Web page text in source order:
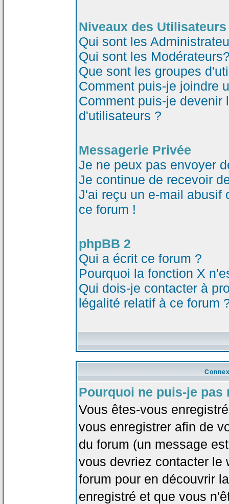
Niveaux des
Qui sont les
Qui sont les
Que sont les groupes
Comment puis-je joindre
Comment puis-je devenir
d'utilisateurs ?
Messagerie Privée
Je ne peux pas envoyer
Je continue de recevoir
J'ai reçu un e-mail abusif
ce forum !
phpBB 2
Qui a écrit ce forum ?
Pourquoi la fonction X
Qui dois-je contacter à
légalité relatif à ce forum
Pourquoi ne puis-je pas
Vous êtes-vous
vous enregistrer afin de
du forum (un message
vous devriez contacter le
forum pour en découvrir
enregistré et que vous